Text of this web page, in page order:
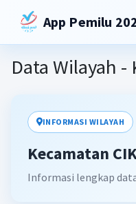
App Pemilu
Data Wilayah -
INFORMASI WILAYAH
Kecamatan
Informasi lengkap